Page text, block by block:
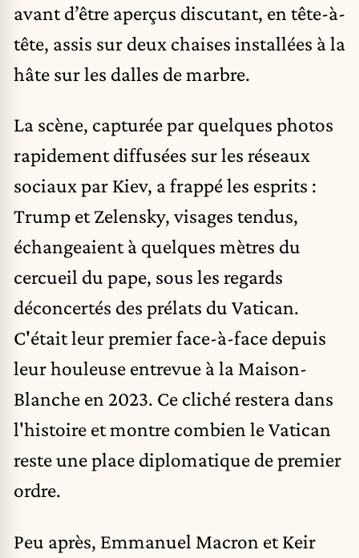
avant d’être aperçus discutant, en tête-à-
tête, assis sur deux chaises installées à la
hâte sur les dalles de marbre.
La scène, capturée par quelques photos
rapidement diffusées sur les réseaux
sociaux par Kiev, a frappé les esprits :
Trump et Zelensky, visages tendus,
échangeaient à quelques mètres du
cercueil du pape, sous les regards
déconcertés des prélats du Vatican.
C'était leur premier face-à-face depuis
leur houleuse entrevue à la Maison-
Blanche en 2023. Ce cliché restera dans
l'histoire et montre combien le Vatican
reste une place diplomatique de premier
ordre.
Peu après, Emmanuel Macron et Keir